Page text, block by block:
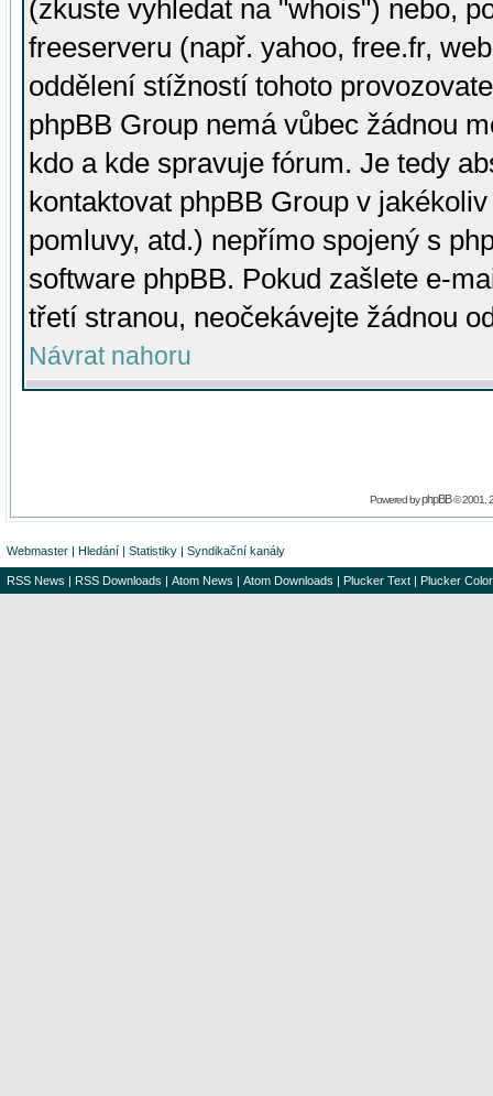
(zkuste vyhledat na "whois") nebo,
freeserveru (např. yahoo, free.fr,
oddělení stížností tohoto
phpBB Group nemá vůbec žádnou
kdo a kde spravuje fórum. Je tedy
kontaktovat phpBB Group v
pomluvy, atd.) nepřímo spojený s
software phpBB. Pokud zašlete e-
třetí stranou, neočekávejte žádnou
Návrat nahoru
Powered byphpBB© 2001,
Webmaster | Hledání | Statistiky | Syndikační kanály
RSS News | RSS Downloads | Atom News | Atom Downloads | Plucker Text | Plucker Color